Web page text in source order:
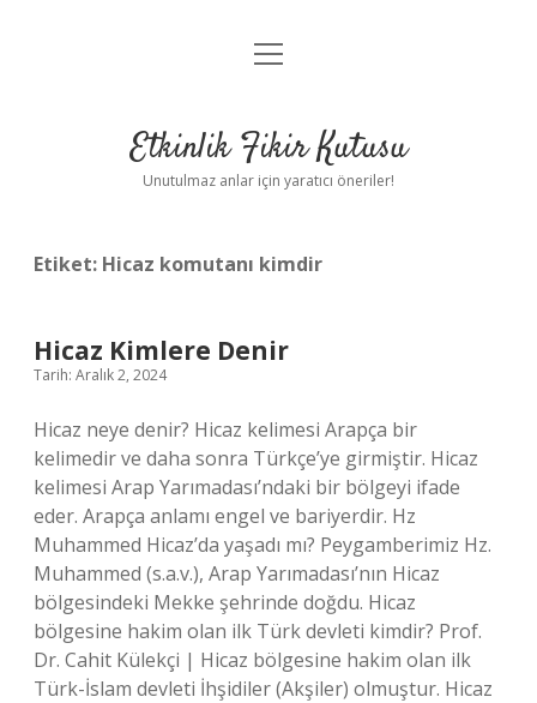
Anasayfa
Yasal Uyarı
menüyü
Etkinlik Fikir Kutusu
Unutulmaz anlar için yaratıcı öneriler!
Etiket: Hicaz komutanı kimdir
Hicaz Kimlere Denir
Tarih: Aralık 2, 2024
Hicaz neye denir? Hicaz kelimesi Arapça bir
kelimedir ve daha sonra Türkçe’ye girmiştir. Hicaz
kelimesi Arap Yarımadası’ndaki bir bölgeyi ifade
eder. Arapça anlamı engel ve bariyerdir. Hz
Muhammed Hicaz’da yaşadı mı? Peygamberimiz Hz.
Muhammed (s.a.v.), Arap Yarımadası’nın Hicaz
bölgesindeki Mekke şehrinde doğdu. Hicaz
bölgesine hakim olan ilk Türk devleti kimdir? Prof.
Dr. Cahit Külekçi | Hicaz bölgesine hakim olan ilk
Türk-İslam devleti İhşidiler (Akşiler) olmuştur. Hicaz